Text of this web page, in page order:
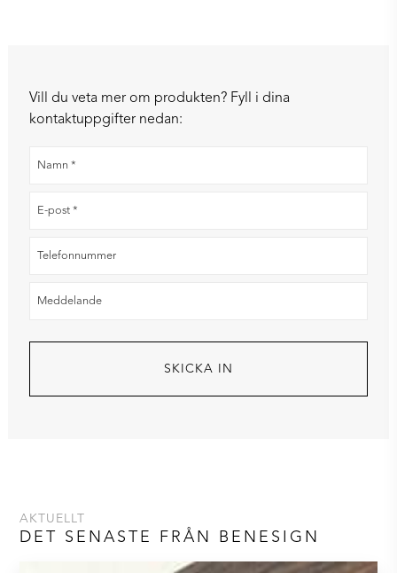
Vill du veta mer om produkten? Fyll i dina
kontaktuppgifter nedan:
AKTUELLT
DET SENASTE FRÅN BENESIGN